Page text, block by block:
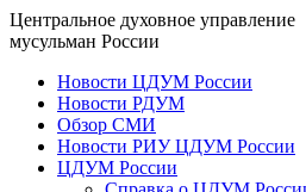
Центральное духовное управление
мусульман России
Новости ЦДУМ России
Новости РДУМ
Обзор СМИ
Новости РИУ ЦДУМ России
ЦДУМ России